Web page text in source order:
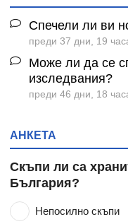
Спечели ли ви
преди 37 дни, 19
Може ли да се
изследвания?
преди 46 дни, 18
АНКЕТА
Скъпи ли са
България?
Непосилно скъпи